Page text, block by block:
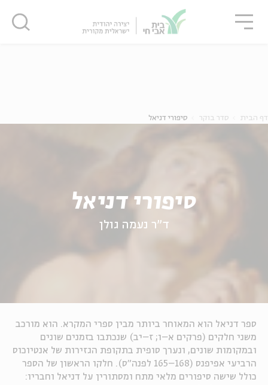
דף הבית
סדר בוקר סיפורי דניאל
סיפורי דניאל
ד"ר נעמה גולן
ספר דניאל הוא המאוחר ביותר מבין ספרי המקרא. הוא מורכב
משני חלקים (פרקים א–ו; ז–יב) שנכתבו בזמנים שונים
ובמקומות שונים, ונערך סופית בתקופת הגזירות של אנטיוכוס
הרביעי אפיפנס (168–165 לפנה"ס). חלקו הראשון של הספר
כולל שישה סיפורים מלאי מתח ומסתורין על דניאל וחבריו:
סגור